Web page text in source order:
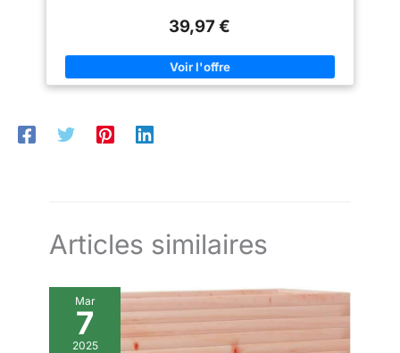
zen japonais à sable pour bureau; emballé avec des éléments
intérieure. Ensemble de 15 éléments pour un arrangement infini.
Arbres asiatiques, Porte Shinto Torii, Rochers Zen, Pagode en
céramique, Pont, Fleurs de lotus, Mousse Sable étincelant
Soyez créatif et stimulez votre imagination. Maîtrisez le
39,97 €
Articles similaires
Mar
7
2025